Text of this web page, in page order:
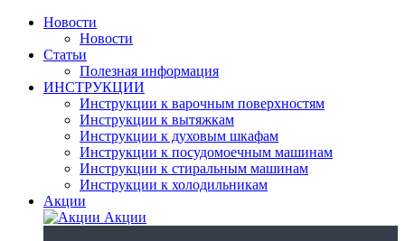
Новости
Новости
Статьи
Полезная информация
ИНСТРУКЦИИ
Инструкции к варочным поверхностям
Инструкции к вытяжкам
Инструкции к духовым шкафам
Инструкции к посудомоечным машинам
Инструкции к стиральным машинам
Инструкции к холодильникам
Акции
Акции